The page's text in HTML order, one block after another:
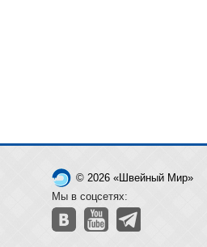
© 2026 «Швейный Мир»
Мы в соцсетях: